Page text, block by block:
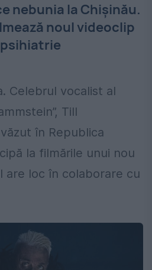
nebunia la Chișinău.
noul videoclip
Celebrul vocalist al
Till
în Republica
la filmările unui nou
are loc în colaborare cu